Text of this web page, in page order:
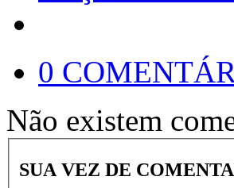
0
Não existem
SUA VEZ DE